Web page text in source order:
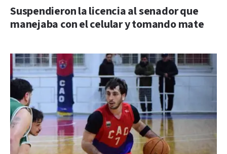
Suspendieron la licencia al senador que
manejaba con el celular y tomando mate